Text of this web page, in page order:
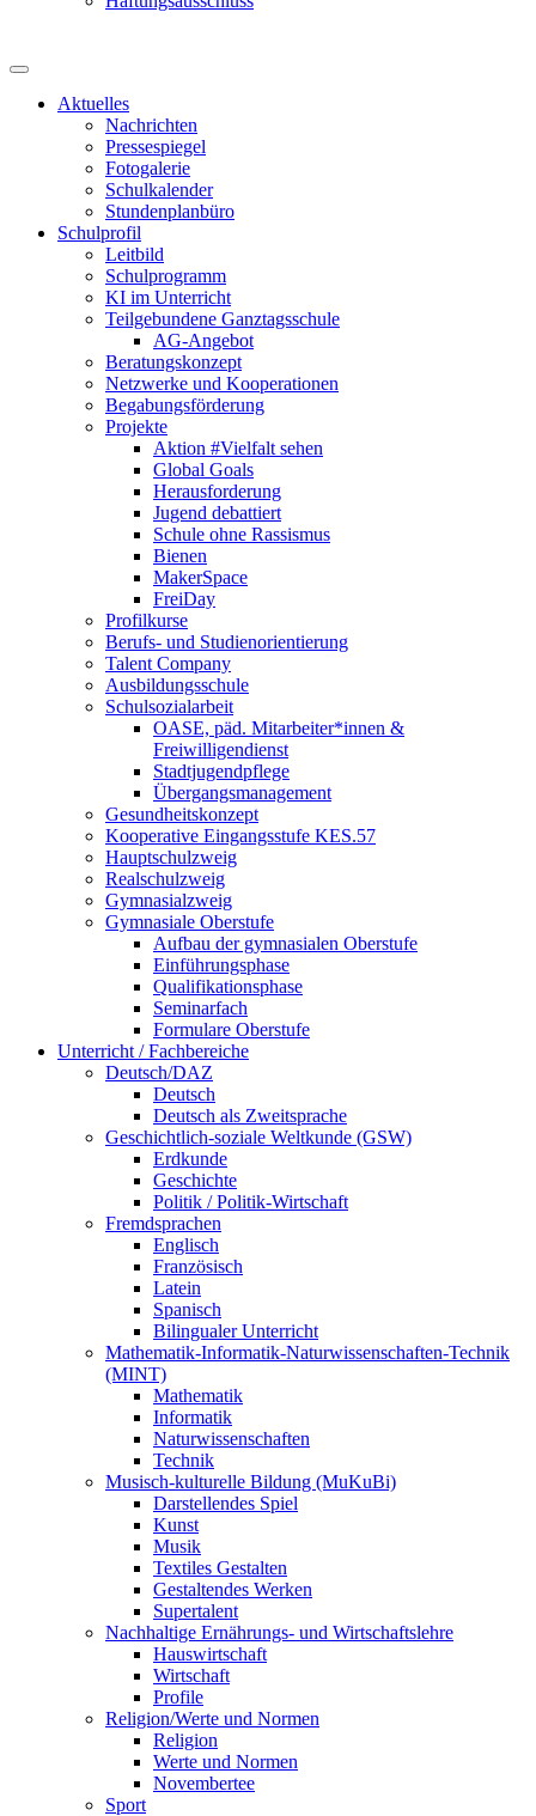
Aktuelles
Nachrichten
Pressespiegel
Fotogalerie
Schulkalender
Stundenplanbüro
Schulprofil
Leitbild
Schulprogramm
KI im Unterricht
Teilgebundene Ganztagsschule
AG-Angebot
Beratungskonzept
Netzwerke und Kooperationen
Begabungsförderung
Projekte
Aktion #Vielfalt sehen
Global Goals
Herausforderung
Jugend debattiert
Schule ohne Rassismus
Bienen
MakerSpace
FreiDay
Profilkurse
Berufs- und Studienorientierung
Talent Company
Ausbildungsschule
Schulsozialarbeit
OASE, päd. Mitarbeiter*innen &
Freiwilligendienst
Stadtjugendpflege
Übergangsmanagement
Gesundheitskonzept
Kooperative Eingangsstufe KES.57
Hauptschulzweig
Realschulzweig
Gymnasialzweig
Gymnasiale Oberstufe
Aufbau der gymnasialen Oberstufe
Einführungsphase
Qualifikationsphase
Seminarfach
Formulare Oberstufe
Unterricht / Fachbereiche
Deutsch/DAZ
Deutsch
Deutsch als Zweitsprache
Geschichtlich-soziale Weltkunde (GSW)
Erdkunde
Geschichte
Politik / Politik-Wirtschaft
Fremdsprachen
Englisch
Französisch
Latein
Spanisch
Bilingualer Unterricht
Mathematik-Informatik-Naturwissenschaften-Technik
(MINT)
Mathematik
Informatik
Naturwissenschaften
Technik
Musisch-kulturelle Bildung (MuKuBi)
Darstellendes Spiel
Kunst
Musik
Textiles Gestalten
Gestaltendes Werken
Supertalent
Nachhaltige Ernährungs- und Wirtschaftslehre
Hauswirtschaft
Wirtschaft
Profile
Religion/Werte und Normen
Religion
Werte und Normen
Novembertee
Sport